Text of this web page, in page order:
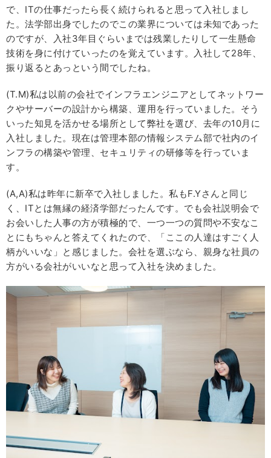
で、ITの仕事だったら長く続けられると思って入社しまし
た。法学部出身でしたのでこの業界については未知であった
のですが、入社3年目ぐらいまでは残業したりして一生懸命
技術を身に付けていったのを覚えています。入社して28年、
振り返るとあっという間でしたね。
(T.M)私は以前の会社でインフラエンジニアとしてネットワー
クやサーバーの設計から構築、運用を行っていました。そう
いった知見を活かせる場所として弊社を選び、去年の10月に
入社しました。現在は管理本部の情報システム部で社内のイ
ンフラの構築や管理、セキュリティの研修等を行っていま
す。
(A,A)私は昨年に新卒で入社しました。私もF.Yさんと同じ
く、ITとは無縁の経済学部だったんです。でも会社説明会で
お会いした人事の方が積極的で、一つ一つの質問や不安なこ
とにもちゃんと答えてくれたので、「ここの人達はすごく人
柄がいいな」と感じました。会社を選ぶなら、親身な社員の
方がいる会社がいいなと思って入社を決めました。